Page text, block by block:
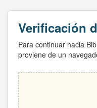
Verificación
Para continuar hacia
proviene de un